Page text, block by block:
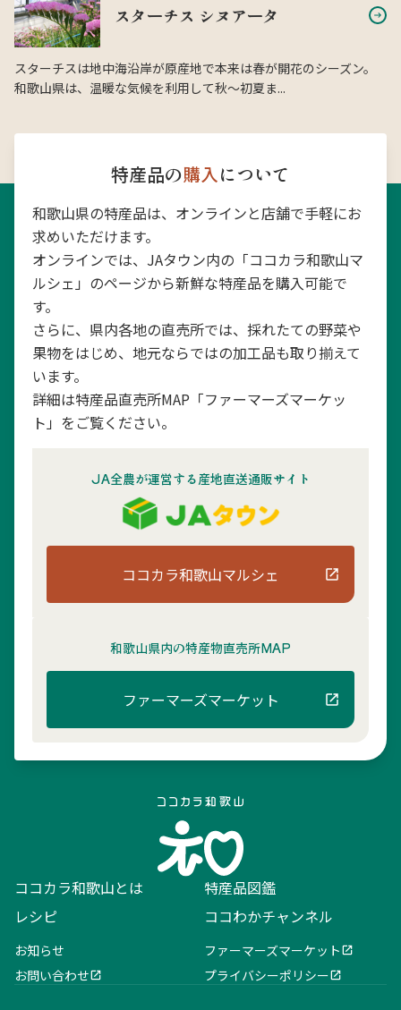
スターチス シヌアータ
スターチスは地中海沿岸が原産地で本来は春が開花のシーズン。
和歌山県は、温暖な気候を利用して秋〜初夏ま...
特産品の購入について
和歌山県の特産品は、オンラインと店舗で手軽にお
求めいただけます。
オンラインでは、JAタウン内の「ココカラ和歌山マ
ルシェ」のページから新鮮な特産品を購入可能で
す。
さらに、県内各地の直売所では、採れたての野菜や
果物をはじめ、地元ならではの加工品も取り揃えて
います。
詳細は特産品直売所MAP「ファーマーズマーケッ
ト」をご覧ください。
JA全農が運営する産地直送通販サイト
ココカラ和歌山マルシェ
和歌山県内の特産物直売所MAP
ファーマーズマーケット
ココカラ和歌山とは
特産品図鑑
レシピ
ココわかチャンネル
お知らせ
ファーマーズマーケット
お問い合わせ
プライバシーポリシー